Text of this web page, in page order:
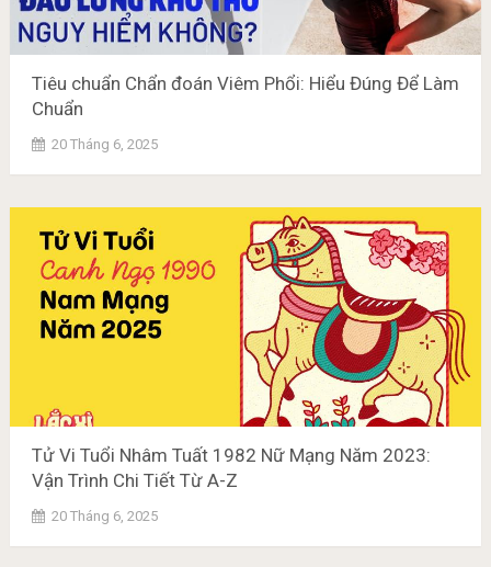
Tiêu chuẩn Chẩn đoán Viêm Phổi: Hiểu Đúng Để Làm
Chuẩn
20 Tháng 6, 2025
Tử Vi Tuổi Nhâm Tuất 1982 Nữ Mạng Năm 2023:
Vận Trình Chi Tiết Từ A-Z
20 Tháng 6, 2025